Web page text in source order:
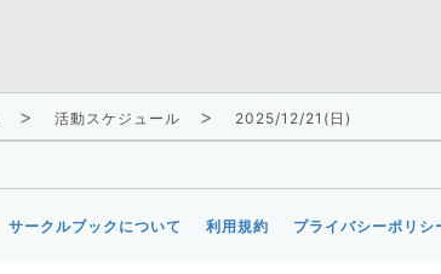
活動スケジュール 2025/12/21(日)
サークルブックについて 利用規約 プライバシーポリシ